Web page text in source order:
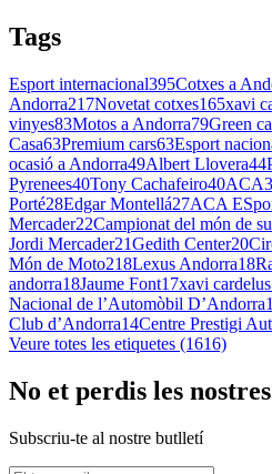
Tags
Esport internacional395Cotxes a
Andorra217Novetat cotxes165xavi
vinyes83Motos a Andorra79Green
Casa63Premium cars63Esport
ocasió a Andorra49Albert Llovera44
Pyrenees40Tony Cachafeiro40ACA
Porté28Edgar Montellá27ACA
Mercader22Campionat del món de
Jordi Mercader21Gedith Center20
Món de Moto218Lexus Andorra18
andorra18Jaume Font17xavi cardelus
Nacional de l’Automòbil D’Andorra
Club d’Andorra14Centre Prestigi
Veure totes les etiquetes (1616)
No et perdis les
Subscriu-te al nostre butlletí